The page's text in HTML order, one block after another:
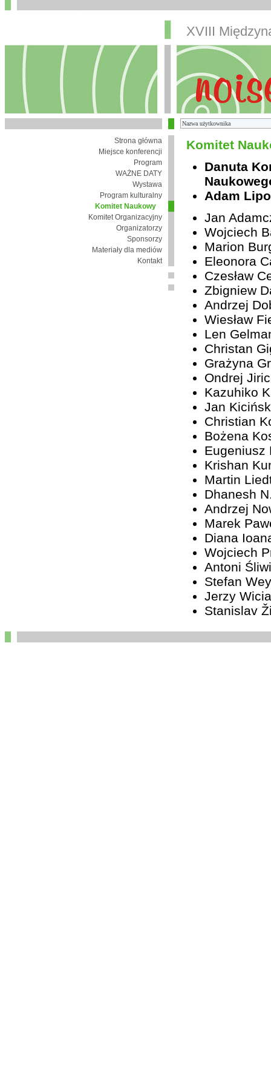
XVIII
Strona główna
Miejsce konferencji
Program
WAŻNE DATY
Wystawa
Program kulturalny
Komitet Naukowy
Komitet Organizacyjny
Organizatorzy
Sponsorzy
Materiały dla mediów
Kontakt
Komitet
Danuta
Adam
Jan
Wojciech
Marion
Eleonora
Czesław
Zbigniew
Andrzej
Wiesław
Len
Christan
Grażyna
Ondrej
Kazuhiko
Jan
Christian
Bożena
Eugeniusz
Krishan
Martin
Dhanesh
Andrzej
Marek
Diana
Wojciech
Antoni
Stefan
Jerzy
Stanislav